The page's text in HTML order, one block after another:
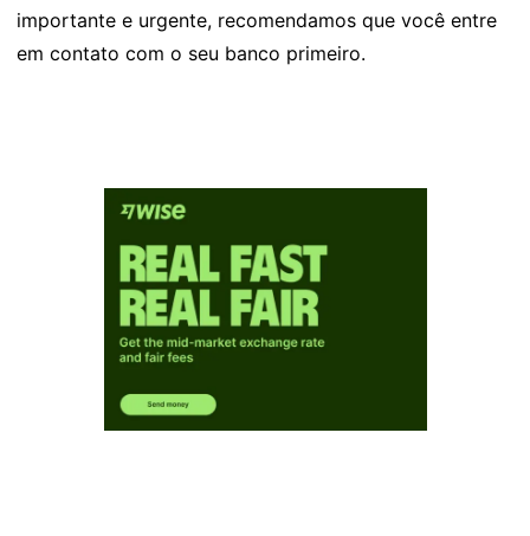
importante e urgente, recomendamos que você entre
em contato com o seu banco primeiro.